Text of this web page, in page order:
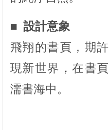
■ 設計意象
飛翔的書頁，期
現新世界，在書
濡書海中。